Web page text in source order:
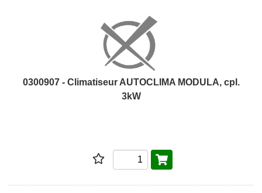
0300907 - Climatiseur AUTOCLIMA MODULA, cpl.
3kW